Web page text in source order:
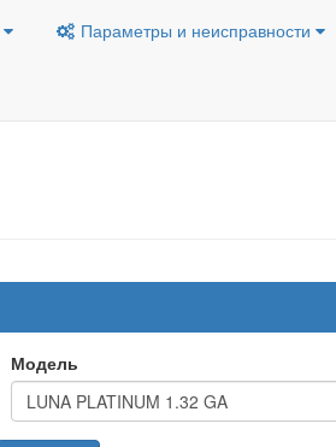
Параметры и неисправности
Модель